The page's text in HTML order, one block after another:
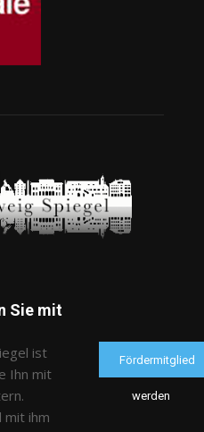
Sie mit
ist
Ihn mit
mit ihm
Fördermitglied
werden